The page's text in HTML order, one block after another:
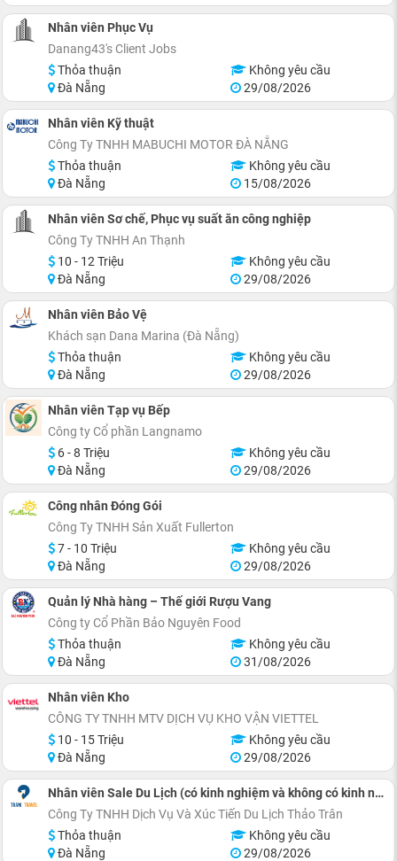
Nhân viên Phục Vụ
Danang43's Client Jobs
Thỏa thuận
Không yêu cầu
Đà Nẵng
29/08/2026
Nhân viên Kỹ thuật
Công Ty TNHH MABUCHI MOTOR ĐÀ NẴNG
Thỏa thuận
Không yêu cầu
Đà Nẵng
15/08/2026
Nhân viên Sơ chế, Phục vụ suất ăn công nghiệp
Công Ty TNHH An Thạnh
10 - 12 Triệu
Không yêu cầu
Đà Nẵng
29/08/2026
Nhân viên Bảo Vệ
Khách sạn Dana Marina (Đà Nẵng)
Thỏa thuận
Không yêu cầu
Đà Nẵng
29/08/2026
Nhân viên Tạp vụ Bếp
Công ty Cổ phần Langnamo
6 - 8 Triệu
Không yêu cầu
Đà Nẵng
29/08/2026
Công nhân Đóng Gói
Công Ty TNHH Sản Xuất Fullerton
7 - 10 Triệu
Không yêu cầu
Đà Nẵng
29/08/2026
Quản lý Nhà hàng – Thế giới Rượu Vang
Công ty Cổ Phần Bảo Nguyên Food
Thỏa thuận
Không yêu cầu
Đà Nẵng
31/08/2026
Nhân viên Kho
CÔNG TY TNHH MTV DỊCH VỤ KHO VẬN VIETTEL
10 - 15 Triệu
Không yêu cầu
Đà Nẵng
29/08/2026
Nhân viên Sale Du Lịch (có kinh nghiệm và không có kinh nghiệm)
Công Ty TNHH Dịch Vụ Và Xúc Tiến Du Lịch Thảo Trân
Thỏa thuận
Không yêu cầu
Đà Nẵng
29/08/2026